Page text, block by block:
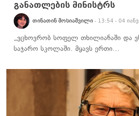
განათლების მინისტრს
ᲗᲘᲜᲐᲗᲘᲜ ᲛᲝᲡᲘᲐᲨᲕᲘᲚᲘ - 13:54 - 04
„ვცხოვრობ სოფელ თხილიანაში და
საჯარო სკოლაში. მყავს ერთი…